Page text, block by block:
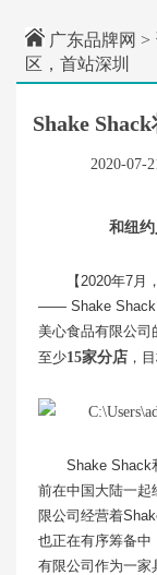
广东品牌网 >
区，首站深圳
Shake
2020-07-
和纽
【2020年7
—— Shake Shack
美心食品有限公司
至少15家分店 ，
Shake Shack
前在中国大陆一起
限公司经营着
也正在有序筹备中
有限公司作为一家